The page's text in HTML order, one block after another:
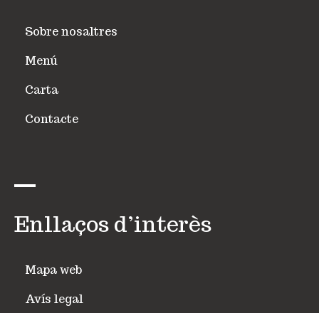
Sobre nosaltres
Menú
Carta
Contacte
Enllaços d’interès
Mapa web
Avís legal